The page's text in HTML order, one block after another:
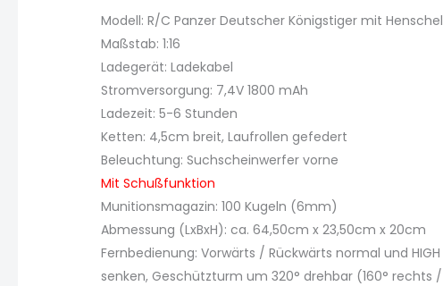
Modell: R/C Panzer Deutscher Königstiger mit
Maßstab: 1:16
Ladegerät: Ladekabel
Stromversorgung: 7,4V 1800 mAh
Ladezeit: 5-6 Stunden
Ketten: 4,5cm breit, Laufrollen gefedert
Beleuchtung: Suchscheinwerfer vorne
Mit Schußfunktion
Munitionsmagazin: 100 Kugeln (6mm)
Abmessung (LxBxH): ca. 64,50cm x 23,50cm x 20cm
Fernbedienung: Vorwärts / Rückwärts normal und
senken, Geschützturm um 320° drehbar (160° rechts